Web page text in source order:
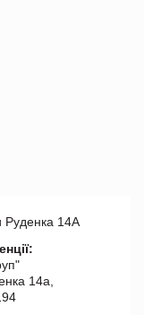
Руденка 14А
14а,